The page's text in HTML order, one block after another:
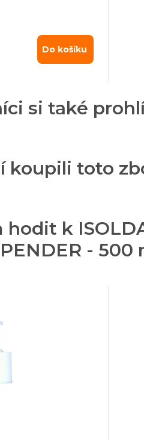
Do košíku
si také
koupili toto
hodit k
- 500